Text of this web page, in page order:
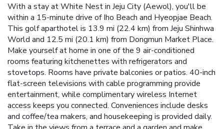
With a stay at White Nest in Jeju City (Aewol), you'll be
within a 15-minute drive of Iho Beach and Hyeopjae Beach.
This golf aparthotel is 13.9 mi (22.4 km) from Jeju Shinhwa
World and 12.5 mi (20.1 km) from Dongmun Market Place.
Make yourself at home in one of the 9 air-conditioned
rooms featuring kitchenettes with refrigerators and
stovetops. Rooms have private balconies or patios. 40-inch
flat-screen televisions with cable programming provide
entertainment, while complimentary wireless Internet
access keeps you connected. Conveniences include desks
and coffee/tea makers, and housekeeping is provided daily.